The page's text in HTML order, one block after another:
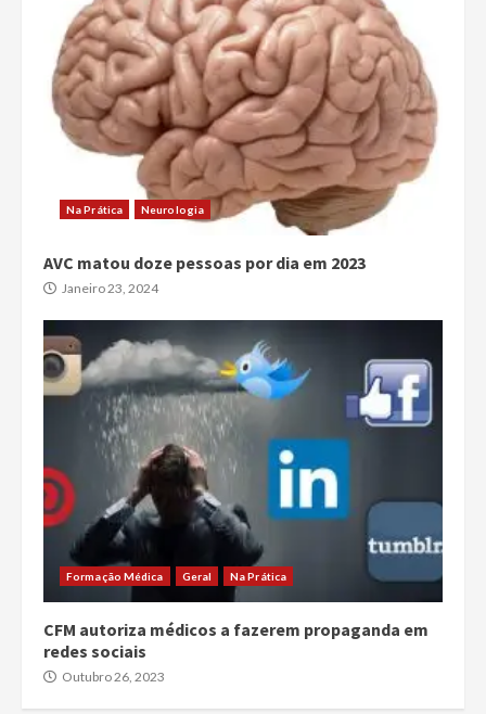
Na Prática Neurologia
AVC matou doze pessoas por dia em 2023
Janeiro 23, 2024
Formação Médica Geral Na Prática
CFM autoriza médicos a fazerem propaganda em
redes sociais
Outubro 26, 2023